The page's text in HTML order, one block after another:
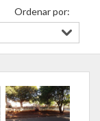
Ordenar por: